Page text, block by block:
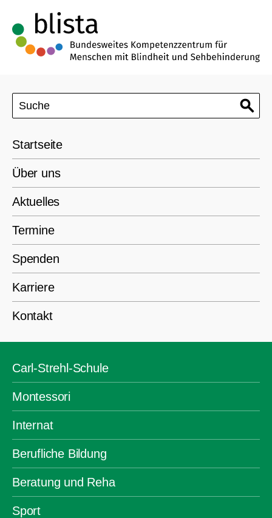
Startseite
Über uns
Aktuelles
Termine
Spenden
Karriere
Kontakt
Carl-Strehl-Schule
Montessori
Internat
Berufliche Bildung
Beratung und Reha
Sport